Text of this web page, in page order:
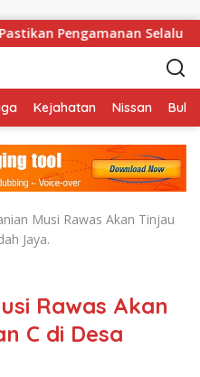
Selalu Siaga 24 Jam
Kejahatan Nissan
Musi Rawas Akan Tinjau
Jaya.
Rawas Akan
C di Desa